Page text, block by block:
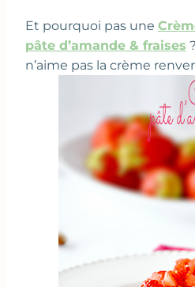
Et pourquoi pas une
pâte d’amande & fraises
n’aime pas la crème